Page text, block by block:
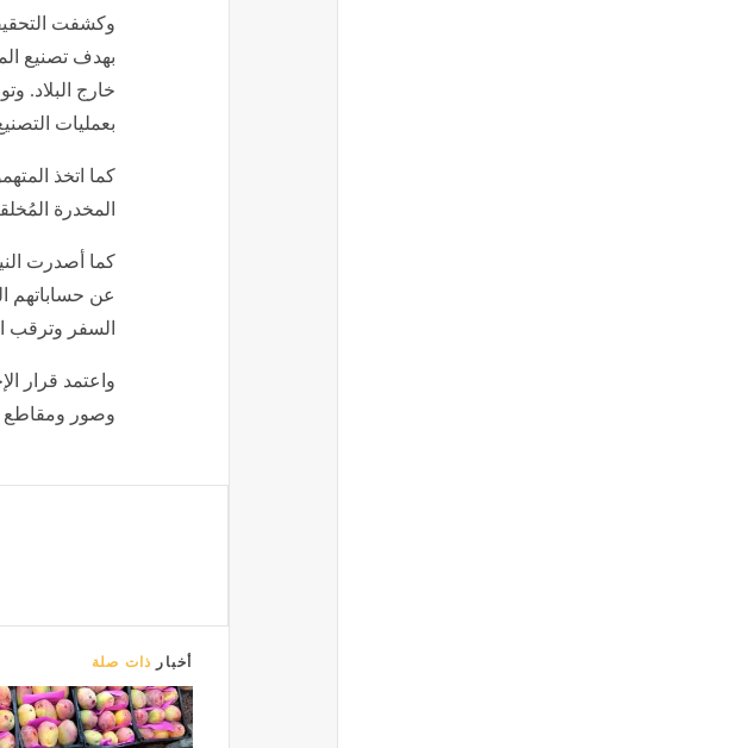
وكشفت
بهدف تصنيع
خارج البلاد.
بعمليات
كما اتخذ
المخدرة المُخلقة
كما أصدرت
عن حساباتهم
السفر وترقب
واعتمد قرار
وصور ومقاطع
أخبار ذات صلة